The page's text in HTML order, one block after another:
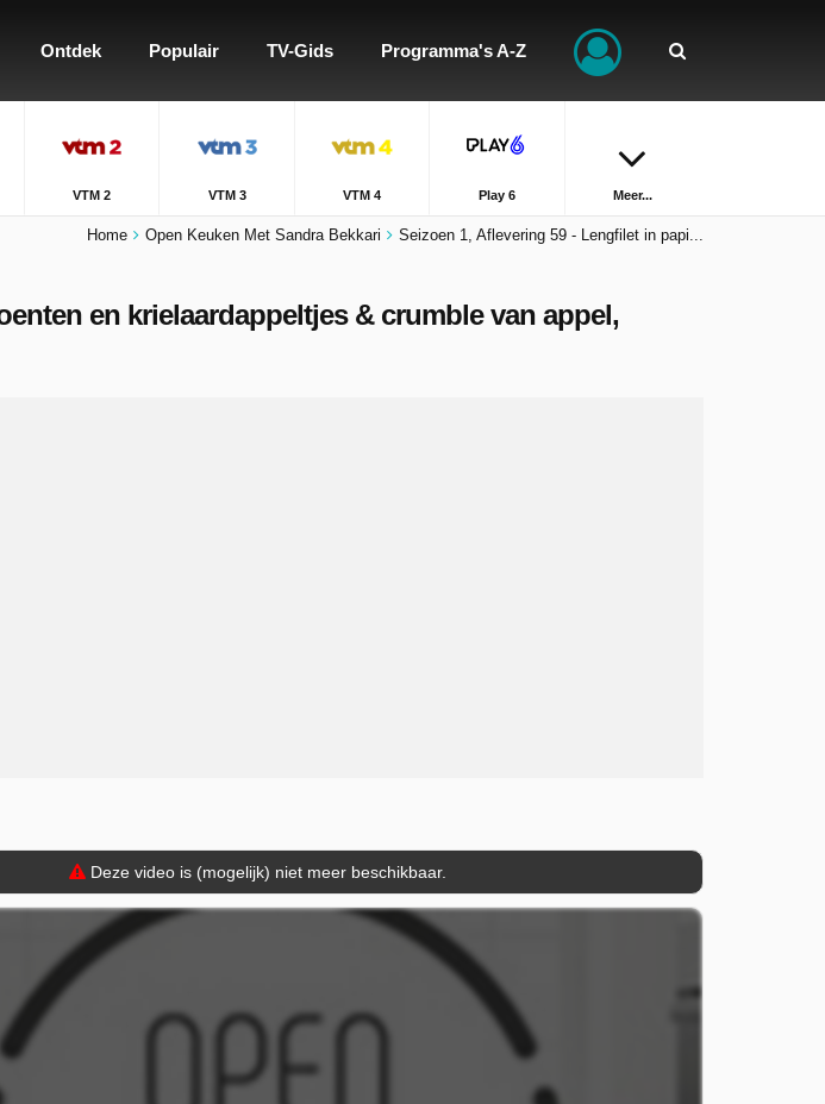
Ontdek Populair TV-Gids Programma's A-Z
VTM 2 VTM 3 VTM 4 Play 6 Meer...
Home Open Keuken Met Sandra Bekkari Seizoen 1, Aflevering 59 - Lengfilet in papi...
en krielaardappeltjes & crumble van appel,
Deze video is (mogelijk) niet meer beschikbaar.